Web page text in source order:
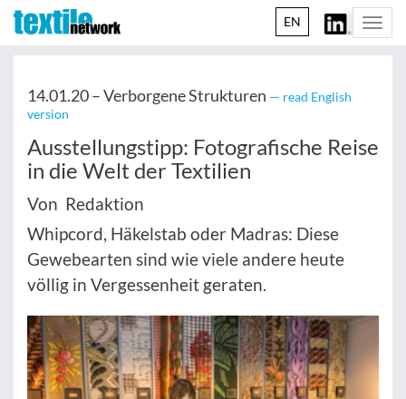
EN
14.01.20 –Verborgene Strukturen — read English
version
Ausstellungstipp: Fotografische Reise
in die Welt der Textilien
Von Redaktion
Whipcord, Häkelstab oder Madras: Diese
Gewebearten sind wie viele andere heute
völlig in Vergessenheit geraten.